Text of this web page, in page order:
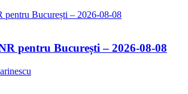
pentru București – 2026-08-08